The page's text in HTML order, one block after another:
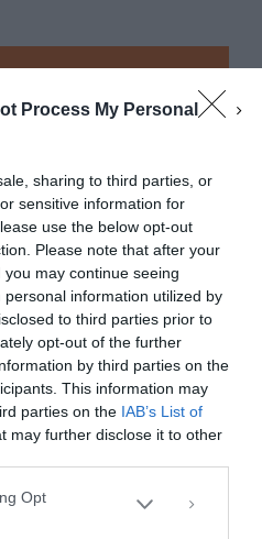
Process My Personal
sharing to third parties, or
sensitive information for
use the below opt-out
Please note that after your
may continue seeing
information utilized by
to third parties prior to
opt-out of the further
by third parties on the
This information may
parties on the IAB’s List of
may further disclose it to other
Opt
Συγκατάθεσης
χρησιμοποιούμε τεχνολογίες όπως
πρόσβαση σε πληροφορίες συσκευών.
θα μας επιτρέψει να
χαρακτήρα, όπως συμπεριφορά
σε αυτόν τον ιστότοπο. Η μη
μπορεί να επηρεάσει